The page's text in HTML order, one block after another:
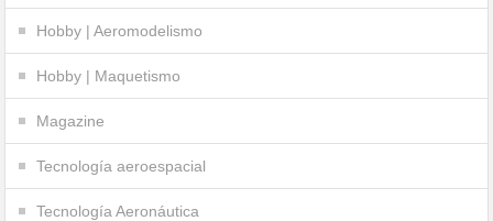
Hobby | Aeromodelismo
Hobby | Maquetismo
Magazine
Tecnología aeroespacial
Tecnología Aeronáutica